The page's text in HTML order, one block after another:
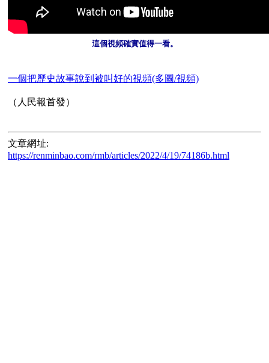
這個視頻確實值得一看。
一個把歷史故事說到被叫好的視頻(多圖/視頻)
文章網址:
https://renminbao.com/rmb/articles/2022/4/19/74186b.html